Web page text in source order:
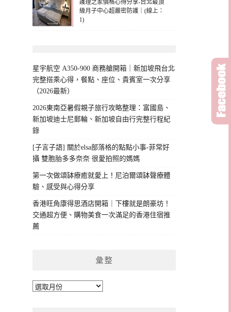
護理之家價格心得分享-台北最頂
級月子中心超嚴密防護｜(線上：
1)
星宇航空 A350-900 商務艙開箱｜新加坡飛台北
完整搭乘心得，餐點、座位、貴賓室一次分享
（2026最新）
2026東南亞暑假親子旅行攻略整理：富國島、
新加坡迪士尼郵輪、新加坡自由行完整行程紀
錄
[子言子語] 關於elsa部落格的點點小事-菲常好
攝 雙胞胎多多奈奈 很愛拍照的媽媽
第一次做頌缽療癒就愛上！尼泊爾頌缽聲療體
驗、感受與心得分享
香港旺角康得思酒店開箱｜下樓就是朗豪坊！
交通超方便、購物美食一次滿足的香港住宿推
薦
彙整
彙